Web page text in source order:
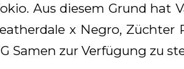
Aus diesem Grund hat
x Negro, Züchter
Samen zur Verfügung zu